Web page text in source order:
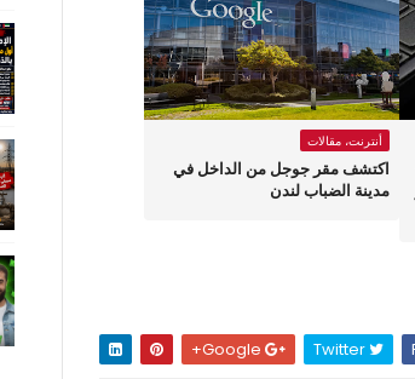
أنترنت، مقالات
اكتشف مقر جوجل من الداخل في
مدينة الضباب لندن
Twitter